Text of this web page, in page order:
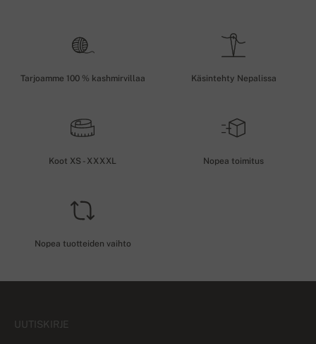
Tarjoamme 100 % kashmirvillaa Käsintehty Nepalissa
Koot XS - XXXXL Nopea toimitus
Nopea tuotteiden vaihto
UUTISKIRJE